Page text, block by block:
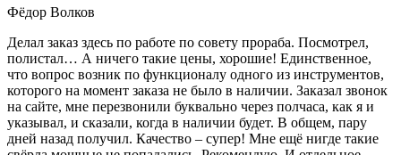
Фёдор Волков
Делал заказ здесь по работе по совету прораба. Посмотрел,
полистал… А ничего такие цены, хорошие! Единственное,
что вопрос возник по функционалу одного из инструментов,
которого на момент заказа не было в наличии. Заказал звонок
на сайте, мне перезвонили буквально через полчаса, как я и
указывал, и сказали, когда в наличии будет. В общем, пару
дней назад получил. Качество – супер! Мне ещё нигде такие